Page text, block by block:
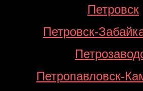
Петровск
Петровск-
Петропавловск-